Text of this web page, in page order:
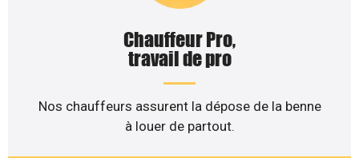
Chauffeur Pro,
travail de pro
Nos chauffeurs assurent la dépose de la benne
à louer de partout.